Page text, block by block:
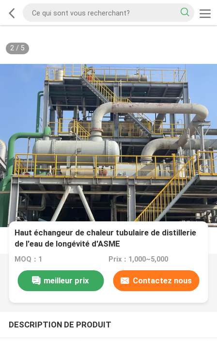
2/ 5
Haut échangeur de chaleur tubulaire de distillerie
de l'eau de longévité d'ASME
MOQ：1 Prix：1,000~5,000
meilleur prix Contactez nous
DESCRIPTION DE PRODUIT